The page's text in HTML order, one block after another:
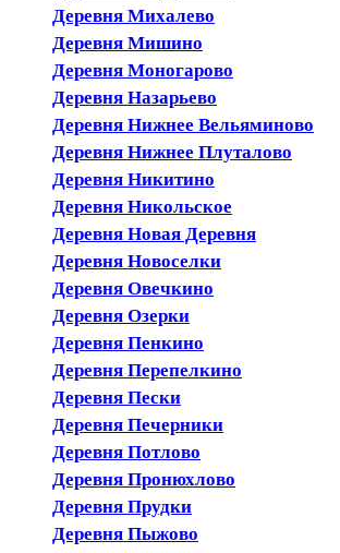
Деревня Михалево
Деревня Мишино
Деревня Моногарово
Деревня Назарьево
Деревня Нижнее Вельяминово
Деревня Нижнее Плуталово
Деревня Никитино
Деревня Никольское
Деревня Новая Деревня
Деревня Новоселки
Деревня Овечкино
Деревня Озерки
Деревня Пенкино
Деревня Перепелкино
Деревня Пески
Деревня Печерники
Деревня Потлово
Деревня Пронюхлово
Деревня Прудки
Деревня Пыжово